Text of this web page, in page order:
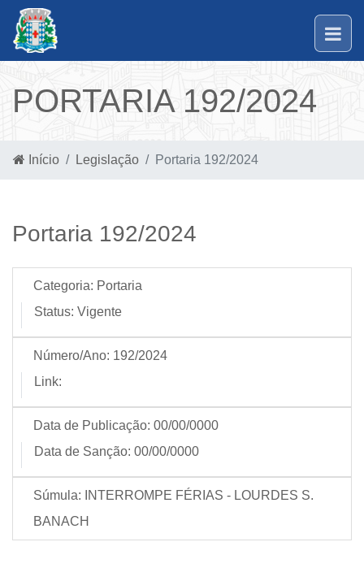
PORTARIA 192/2024
Início Legislação Portaria 192/2024
Portaria 192/2024
Categoria: Portaria
Status: Vigente
Número/Ano: 192/2024
Link:
Data de Publicação: 00/00/0000
Data de Sanção: 00/00/0000
Súmula:
INTERROMPE FÉRIAS - LOURDES S.
BANACH